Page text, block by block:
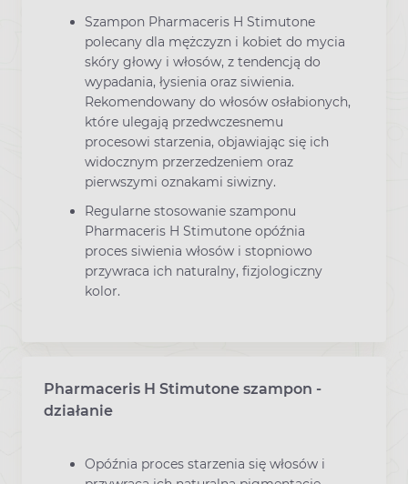
Szampon Pharmaceris H Stimutone
polecany dla mężczyzn i kobiet do mycia
skóry głowy i włosów, z tendencją do
wypadania, łysienia oraz siwienia.
Rekomendowany do włosów osłabionych,
które ulegają przedwczesnemu
procesowi starzenia, objawiając się ich
widocznym przerzedzeniem oraz
pierwszymi oznakami siwizny.
Regularne stosowanie szamponu
Pharmaceris H Stimutone opóźnia
proces siwienia włosów i stopniowo
przywraca ich naturalny, fizjologiczny
kolor.
Pharmaceris H Stimutone szampon -
działanie
Opóźnia proces starzenia się włosów i